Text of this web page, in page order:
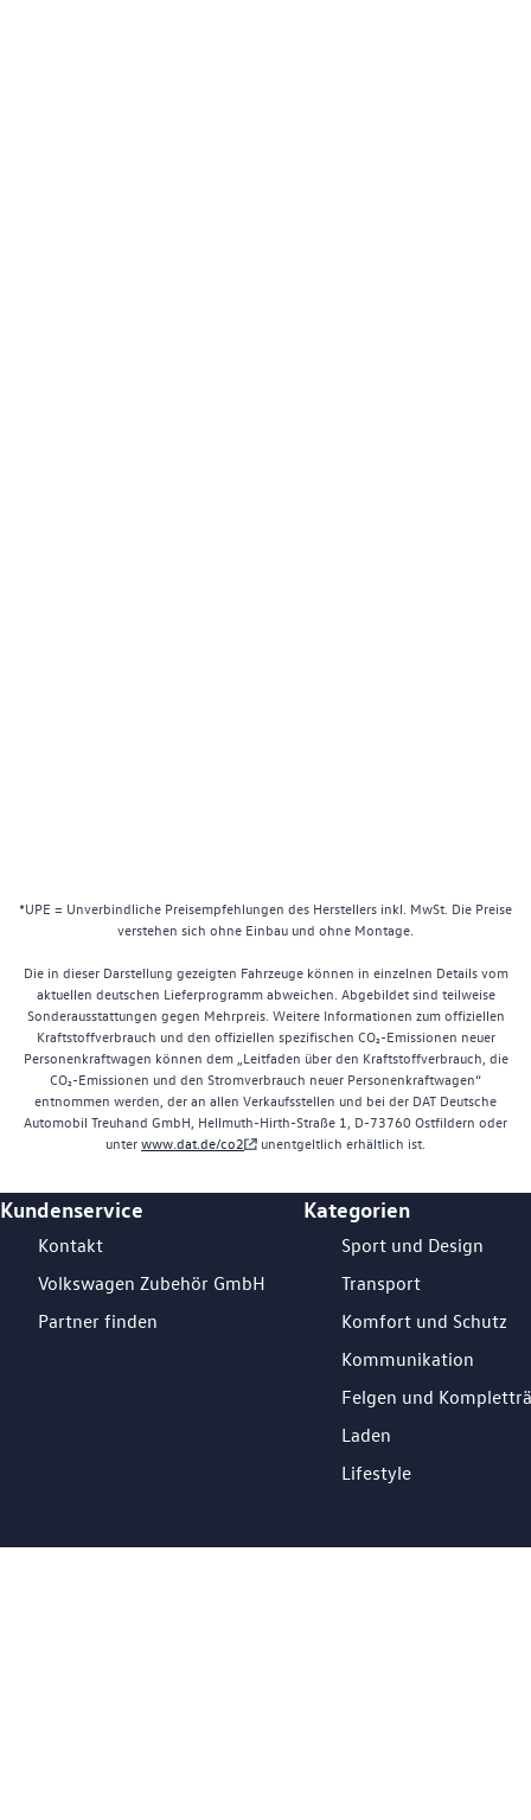
*UPE = Unverbindliche Preisempfehlungen des Herstellers inkl. MwSt. Die Preise
verstehen sich ohne Einbau und ohne Montage.
Die in dieser Darstellung gezeigten Fahrzeuge können in einzelnen Details vom
aktuellen deutschen Lieferprogramm abweichen. Abgebildet sind teilweise
Sonderausstattungen gegen Mehrpreis. Weitere Informationen zum offiziellen
Kraftstoffverbrauch und den offiziellen spezifischen CO₂-Emissionen neuer
Personenkraftwagen können dem „Leitfaden über den Kraftstoffverbrauch, die
CO₂-Emissionen und den Stromverbrauch neuer Personenkraftwagen“
entnommen werden, der an allen Verkaufsstellen und bei der DAT Deutsche
Automobil Treuhand GmbH, Hellmuth-Hirth-Straße 1, D-73760 Ostfildern oder
unterwww.dat.de/co2 unentgeltlich erhältlich ist.
Footer Teaser
Kundenservice
Kontakt
Volkswagen Zubehör GmbH
Partner finden
Kategorien
Sport und Design
Transport
Komfort und Schutz
Kommunikation
Felgen und
Laden
Lifestyle